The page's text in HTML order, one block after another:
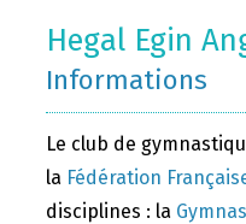
Hegal Egin
Informations
Le club de
la Fédération
disciplines : la